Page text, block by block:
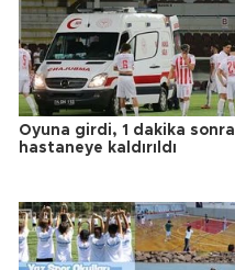
Oyuna girdi, 1 dakika sonra
hastaneye kaldırıldı